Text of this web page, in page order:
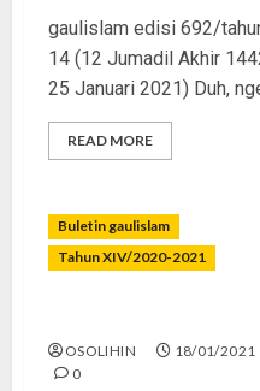
gaulislam edisi 692/
14 (12 Jumadil Akhir
25 Januari 2021) Duh,
READ MORE
Buletin gaulislam
Tahun XIV/2020-2021
OSOLIHIN
18/01/2021
0